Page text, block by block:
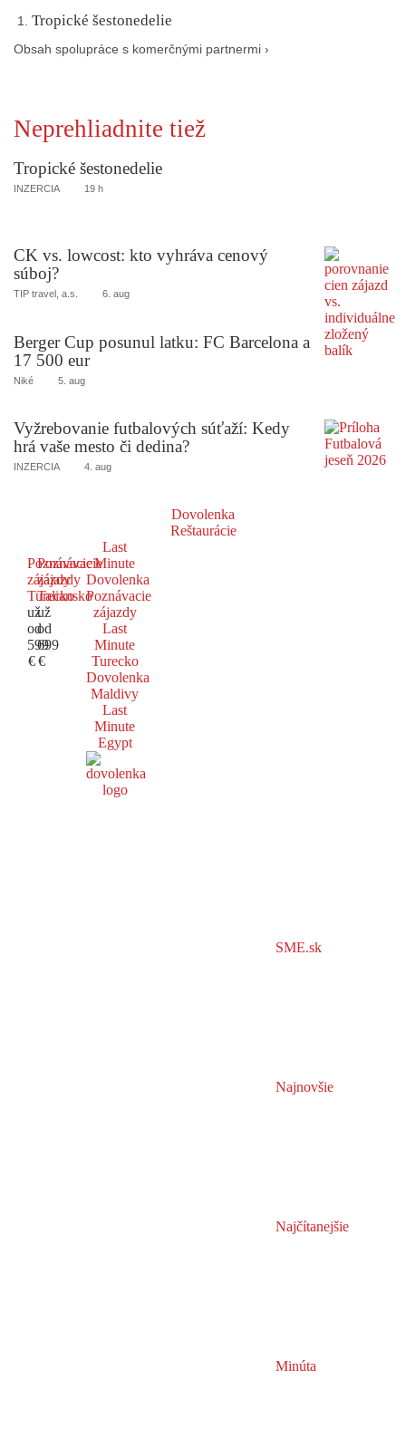
Tropické šestonedelie
Obsah spolupráce s komerčnými partnermi ›
Neprehliadnite tiež
Tropické šestonedelie
INZERCIA 19 h
CK vs. lowcost: kto vyhráva cenový
súboj?
TIP travel, a.s. 6. aug
Berger Cup posunul latku: FC Barcelona a
17 500 eur
Niké 5. aug
Vyžrebovanie futbalových súťaží: Kedy
hrá vaše mesto či dedina?
INZERCIA 4. aug
Dovolenka
Reštaurácie
Poznávacie
zájazdy
Turecko
už
od
599
€
Poznávacie
zájazdy
Taliansko
už
od
699
€
Last
Minute
Dovolenka
Poznávacie
zájazdy
Last
Minute
Turecko
Dovolenka
Maldivy
Last
Minute
Egypt
SME.sk
Najnovšie
Najčítanejšie
Minúta